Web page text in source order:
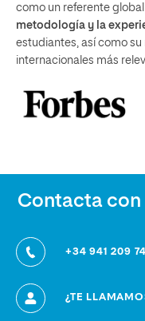
como un referente
metodología y la
estudiantes, así como
internacionales más
Contacta con
+34 941 209
¿TE